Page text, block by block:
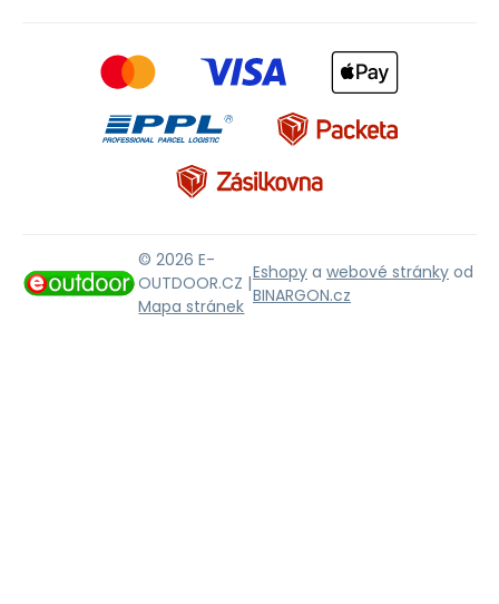
© 2026 E-
OUTDOOR.CZ |
Mapa stránek
Eshopy a webové stránky od
BINARGON.cz